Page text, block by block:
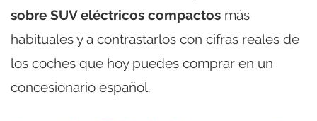
sobre SUV eléctricos compactos más
habituales y a contrastarlos con cifras reales de
los coches que hoy puedes comprar en un
concesionario español.